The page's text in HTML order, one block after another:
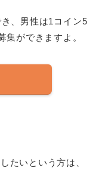
、男性は1コイン5
集ができますよ。
たいという方は、